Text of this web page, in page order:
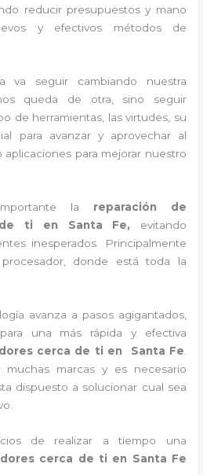
reducir presupuestos y mano
y efectivos métodos de
va seguir cambiando nuestra
queda de otra, sino seguir
de herramientas, las virtudes, su
para avanzar y aprovechar al
aplicaciones para mejorar nuestro
la reparación de
de ti en Santa Fe, evitando
inesperados. Principalmente
donde está toda la
avanza a pasos agigantados,
una más rápida y efectiva
cerca de ti en
Santa Fe
marcas y es necesario
dispuesto a solucionar cual sea
de realizar a tiempo una
cerca de ti en Santa Fe